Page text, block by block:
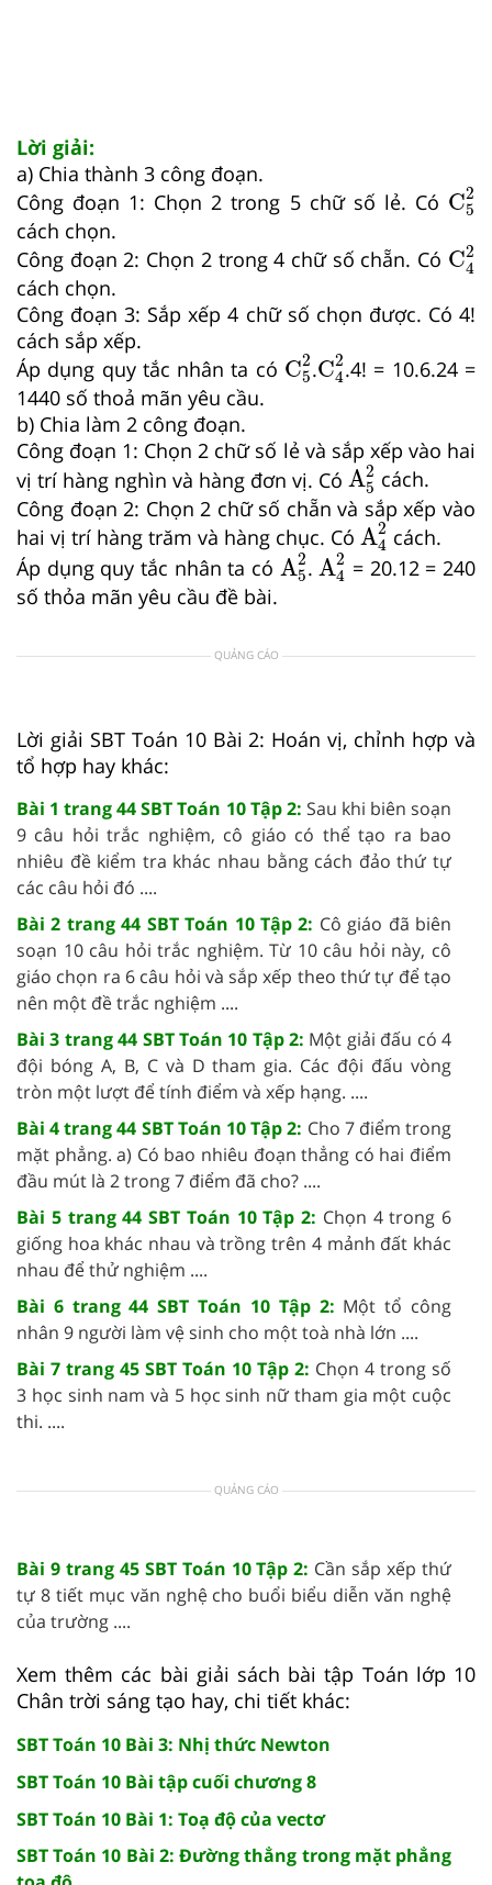
Lời giải:
a) Chia thành 3 công đoạn.
Công đoạn 1: Chọn 2 trong 5 chữ số lẻ. Có C2
5
C5
cách chọn.
Công đoạn 2: Chọn 2 trong 4 chữ số chẵn. Có C2
4
C4
cách chọn.
Công đoạn 3: Sắp xếp 4 chữ số chọn được. Có 4!
cách sắp xếp.
Áp dụng quy tắc nhân ta có C2
5
C5 2
.C2
4
C4.4! = 10.6.24 =
1440 số thoả mãn yêu cầu.
b) Chia làm 2 công đoạn.
Công đoạn 1: Chọn 2 chữ số lẻ và sắp xếp vào hai
vị trí hàng nghìn và hàng đơn vị. Có A2
5
A52cách.
Công đoạn 2: Chọn 2 chữ số chẵn và sắp xếp vào
hai vị trí hàng trăm và hàng chục. Có A2
4
A42
cách.
Áp dụng quy tắc nhân ta có A2
5
A52
. A2
4
A42= 20.12 = 240
số thỏa mãn yêu cầu đề bài.
QUẢNG CÁO
Lời giải SBT Toán 10 Bài 2: Hoán vị, chỉnh hợp và
tổ hợp hay khác:
Bài 1 trang 44 SBT Toán 10 Tập 2: Sau khi biên soạn
9 câu hỏi trắc nghiệm, cô giáo có thể tạo ra bao
nhiêu đề kiểm tra khác nhau bằng cách đảo thứ tự
các câu hỏi đó ....
Bài 2 trang 44 SBT Toán 10 Tập 2: Cô giáo đã biên
soạn 10 câu hỏi trắc nghiệm. Từ 10 câu hỏi này, cô
giáo chọn ra 6 câu hỏi và sắp xếp theo thứ tự để tạo
nên một đề trắc nghiệm ....
Bài 3 trang 44 SBT Toán 10 Tập 2: Một giải đấu có 4
đội bóng A, B, C và D tham gia. Các đội đấu vòng
tròn một lượt để tính điểm và xếp hạng. ....
Bài 4 trang 44 SBT Toán 10 Tập 2: Cho 7 điểm trong
mặt phẳng. a) Có bao nhiêu đoạn thẳng có hai điểm
đầu mút là 2 trong 7 điểm đã cho? ....
Bài 5 trang 44 SBT Toán 10 Tập 2: Chọn 4 trong 6
giống hoa khác nhau và trồng trên 4 mảnh đất khác
nhau để thử nghiệm ....
Bài 6 trang 44 SBT Toán 10 Tập 2: Một tổ công
nhân 9 người làm vệ sinh cho một toà nhà lớn ....
Bài 7 trang 45 SBT Toán 10 Tập 2: Chọn 4 trong số
3 học sinh nam và 5 học sinh nữ tham gia một cuộc
thi. ....
QUẢNG CÁO
Bài 9 trang 45 SBT Toán 10 Tập 2: Cần sắp xếp thứ
tự 8 tiết mục văn nghệ cho buổi biểu diễn văn nghệ
của trường ....
Xem thêm các bài giải sách bài tập Toán lớp 10
Chân trời sáng tạo hay, chi tiết khác:
SBT Toán 10 Bài 3: Nhị thức Newton
SBT Toán 10 Bài tập cuối chương 8
SBT Toán 10 Bài 1: Toạ độ của vectơ
SBT Toán 10 Bài 2: Đường thẳng trong mặt phẳng